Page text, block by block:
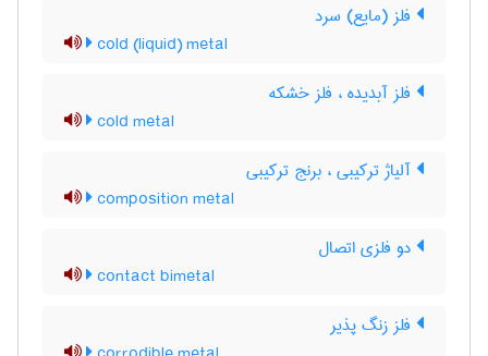
فلز (مایع) سرد
cold (liquid) metal
فلز آبدیده ، فلز خشکه
cold metal
آلیاژ ترکیبی ، برنج ترکیبی
composition metal
دو فلزی اتصال
contact bimetal
فلز زنگ پذیر